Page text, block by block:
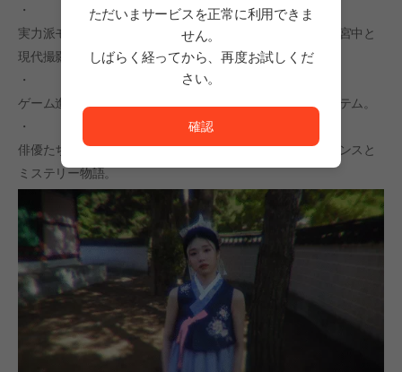
・
実力派モデルの鮮やかな演技と現実感のある過去バラン国宮中と
現代撮影現場実装。
・
ゲーム進行中に獲得可能な様々な業績と特別画像補償システム。
・
俳優たちのボーナス映像と静止画でより豊かになったロマンスと
ミステリー物語。
ただいまサービスを正常に利用できま
せん。
しばらく経ってから、再度お試しくだ
さい。
ただいまサービスを正常に利用できません。<br/>
確認